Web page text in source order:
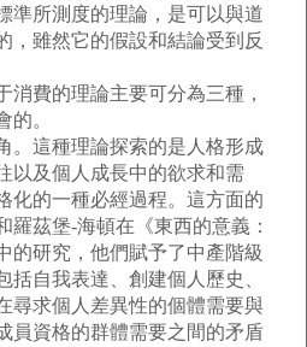
準所測度的理論，是可以與道
，雖然它的假設和結論受到反
費的理論主要可分為三種，
的。
這種理論探索的是人格形成
以及個人成長中的欲求和需
化的一種必經過程。這方面的
羅茲堡-海頓在《東西的意義：
的研究，他們賦予了中產階級
括自我表達、創建個人歷史、
尋求個人差異性的個體需要與
員資格的群體需要之間的矛盾